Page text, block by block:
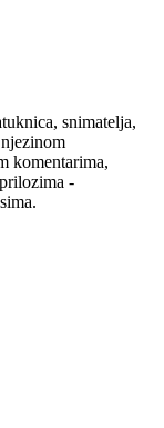
snimatelja,
komentarima,
-